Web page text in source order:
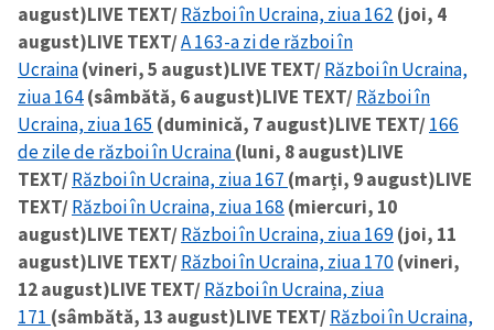
august)LIVE TEXT/Război în Ucraina, ziua 162 (joi, 4
august)LIVE TEXT/A 163-a zi de război în
Ucraina(vineri, 5 august)LIVE TEXT/Război în Ucraina,
ziua 164(sâmbătă, 6 august)LIVE TEXT/Război în
Ucraina, ziua 165 (duminică, 7 august)LIVE TEXT/166
de zile de război în Ucraina(luni, 8 august)LIVE
TEXT/Război în Ucraina, ziua 167 (marți, 9 august)LIVE
TEXT/Război în Ucraina, ziua 168 (miercuri, 10
august)LIVE TEXT/Război în Ucraina, ziua 169(joi, 11
august)LIVE TEXT/Război în Ucraina, ziua 170(vineri,
12 august)LIVE TEXT/Război în Ucraina, ziua
171 (sâmbătă, 13 august)LIVE TEXT/Război în Ucraina,